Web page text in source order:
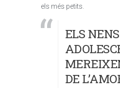
els més petits.
ELS
DE